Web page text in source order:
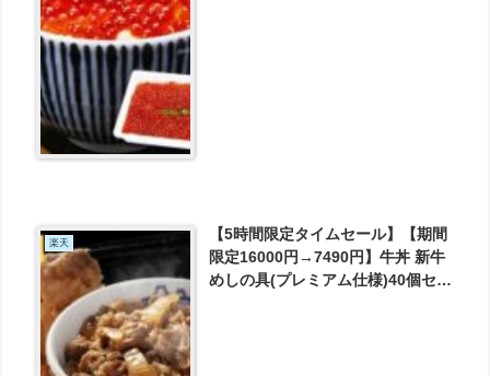
楽天
【5時間限定タイムセール】【期間
限定16000円→7490円】牛丼 新牛
めしの具(プレミアム仕様)40個セッ